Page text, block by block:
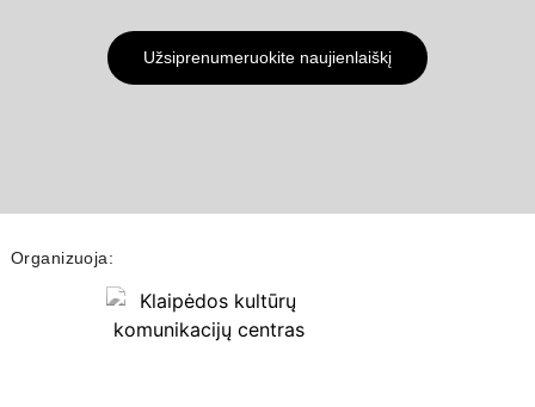
Užsiprenumeruokite naujienlaiškį
Organizuoja: